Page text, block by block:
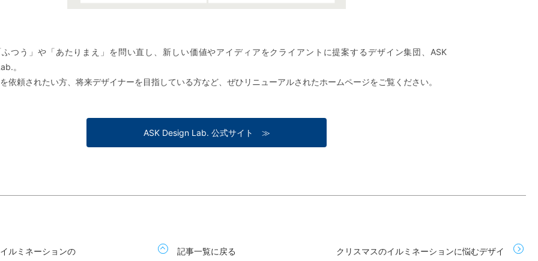
つう」や「あたりまえ」を問い直し、新しい価値やアイディアをクライアントに提案するデザイン集団、ASK
。
依頼されたい方、将来デザイナーを目指している方など、ぜひリニューアルされたホームページをご覧ください。
ASK Design Lab. 公式サイト ≫
ルミネーションの
記事一覧に戻る
クリスマスのイルミネーションに悩むデザイ